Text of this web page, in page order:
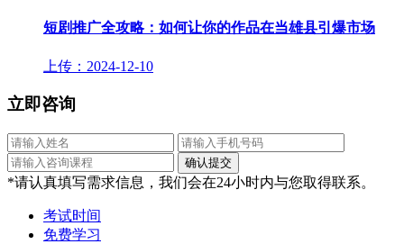
短剧推广全攻略：如何让你的作品在当雄县引爆市场
上传：2024-12-10
立即咨询
*请认真填写需求信息，我们会在24小时内与您取得联系。
考试时间
免费学习